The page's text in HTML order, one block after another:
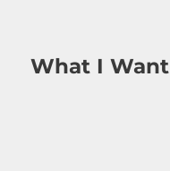
What I Want